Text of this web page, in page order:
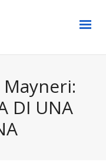
Mayneri:
DI UNA